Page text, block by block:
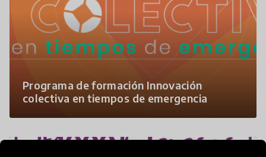
Programa de formación Innovación
colectiva en tiempos de emergencia